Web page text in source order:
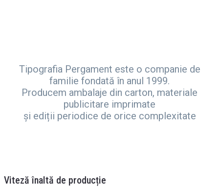
Tipografia Pergament este o companie de
familie fondată în anul 1999.
Producem ambalaje din carton, materiale
publicitare imprimate
și ediții periodice de orice complexitate
Viteză înaltă de producție